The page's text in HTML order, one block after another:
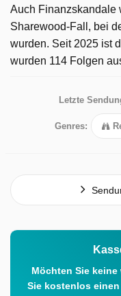
Auch Finanzskandale
Sharewood-Fall, bei
wurden. Seit 2025 ist
wurden 114 Folgen
Letzte
Genres:
Möchten Sie
Sie kostenlos